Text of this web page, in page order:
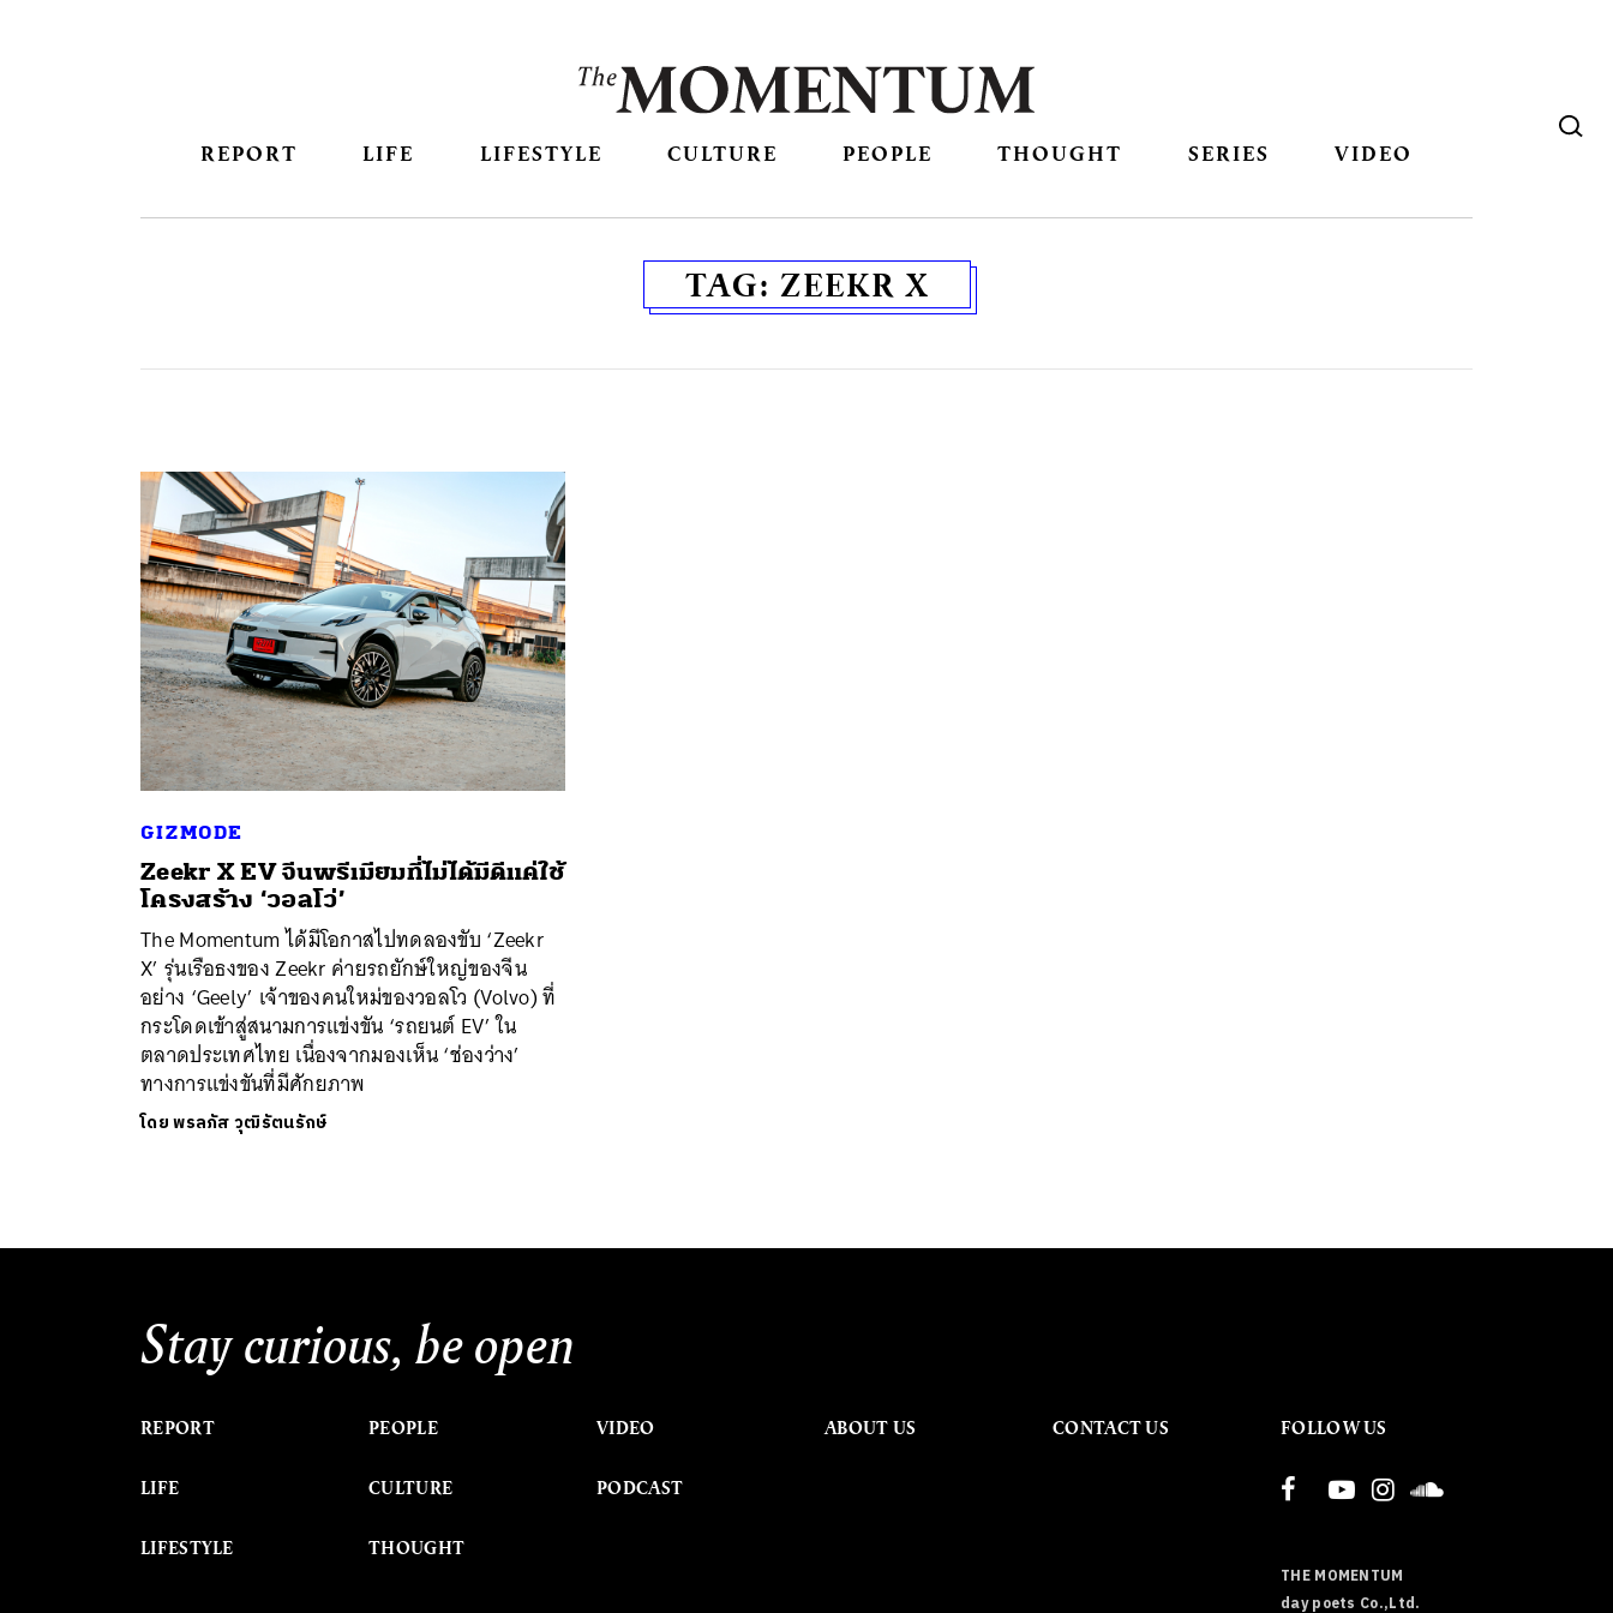
REPORT LIFE LIFESTYLE CULTURE PEOPLE THOUGHT SERIES VIDEO
TAG: ZEEKR X
GIZMODE
Zeekr X EV จีนพรีเมียมที่ไม่ได้มีดีแค่ใช้
โครงสร้าง ‘วอลโว่’
The Momentum ได้มีโอกาสไปทดลองขับ ‘Zeekr
X’ รุ่นเรือธงของ Zeekr ค่ายรถยักษ์ใหญ่ของจีน
อย่าง ‘Geely’ เจ้าของคนใหม่ของวอลโว (Volvo) ที่
กระโดดเข้าสู่สนามการแข่งขัน ‘รถยนต์ EV’ ใน
ตลาดประเทศไทย เนื่องจากมองเห็น ‘ช่องว่าง’
ทางการแข่งขันที่มีศักยภาพ
โดยพรลภัส วุฒิรัตนรักษ์
Stay curious, be open
REPORT
LIFE
LIFESTYLE
PEOPLE
CULTURE
THOUGHT
VIDEO
PODCAST
ABOUT US CONTACT US FOLLOW US
THE MOMENTUM
day poets Co.,Ltd.